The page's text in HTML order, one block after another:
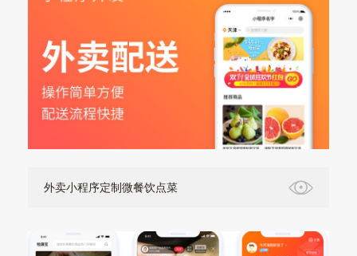
外卖小程序定制微餐饮点菜